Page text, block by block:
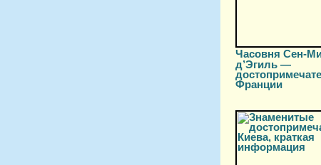
Часовня Сен-
д’Эгиль —
Франции